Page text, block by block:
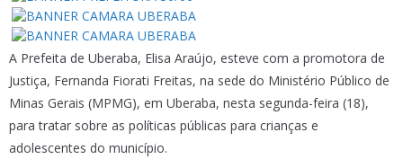
A Prefeita de Uberaba, Elisa Araújo, esteve com a promotora de
Justiça, Fernanda Fiorati Freitas, na sede do Ministério Público de
Minas Gerais (MPMG), em Uberaba, nesta segunda-feira (18),
para tratar sobre as políticas públicas para crianças e
adolescentes do município.